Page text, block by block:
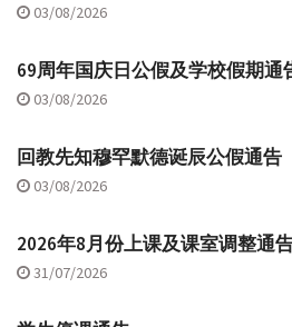
03/08/2026
69周年国庆日公假及学校假期通
03/08/2026
回教先知穆罕默德诞辰公假通告
03/08/2026
2026年8月份上课及课室调整通
31/07/2026